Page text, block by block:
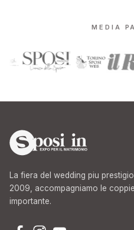
MEDIA
La fiera del wedding piu
2009, accompagniamo le
importante.